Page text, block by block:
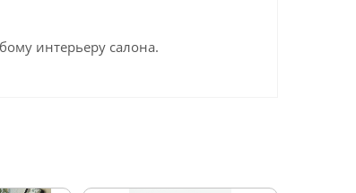
интерьеру салона.